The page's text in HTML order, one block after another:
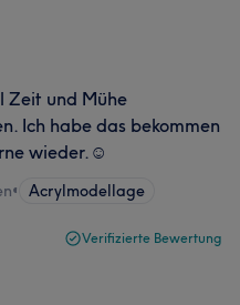
Zeit und Mühe
Ich habe das bekommen
wieder.☺️
• Acrylmodellage
Verifizierte Bewertung